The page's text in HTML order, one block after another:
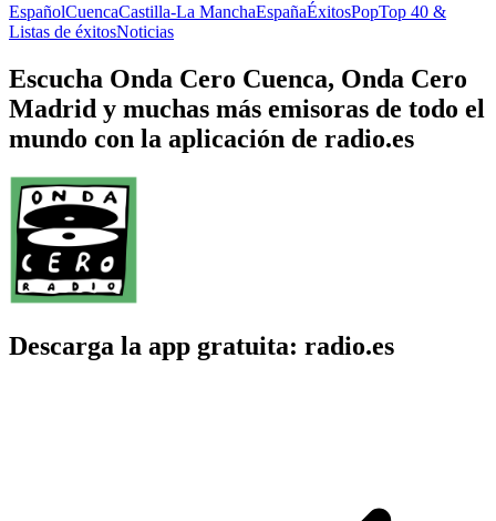
EspañolCuencaCastilla-La ManchaEspañaÉxitosPopTop 40 &
Listas de éxitosNoticias
Escucha Onda Cero Cuenca, Onda Cero
Madrid y muchas más emisoras de todo el
mundo con la aplicación de radio.es
Descarga la app gratuita: radio.es